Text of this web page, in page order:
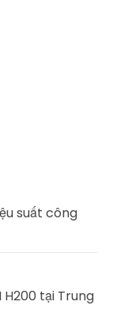
suất công
tại Trung